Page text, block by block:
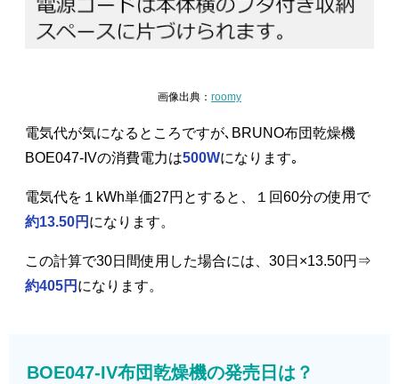
画像出典： roomy
電気代が気になるところですが､BRUNO布団乾燥機
BOE047-IVの消費電力は500Wになります｡
電気代を１kWh単価27円とすると、１回60分の使用で
約13.50円 になります。
この計算で30日間使用した場合には、30日×13.50円⇒
約405円 になります。
BOE047-IV布団乾燥機の発売日は？